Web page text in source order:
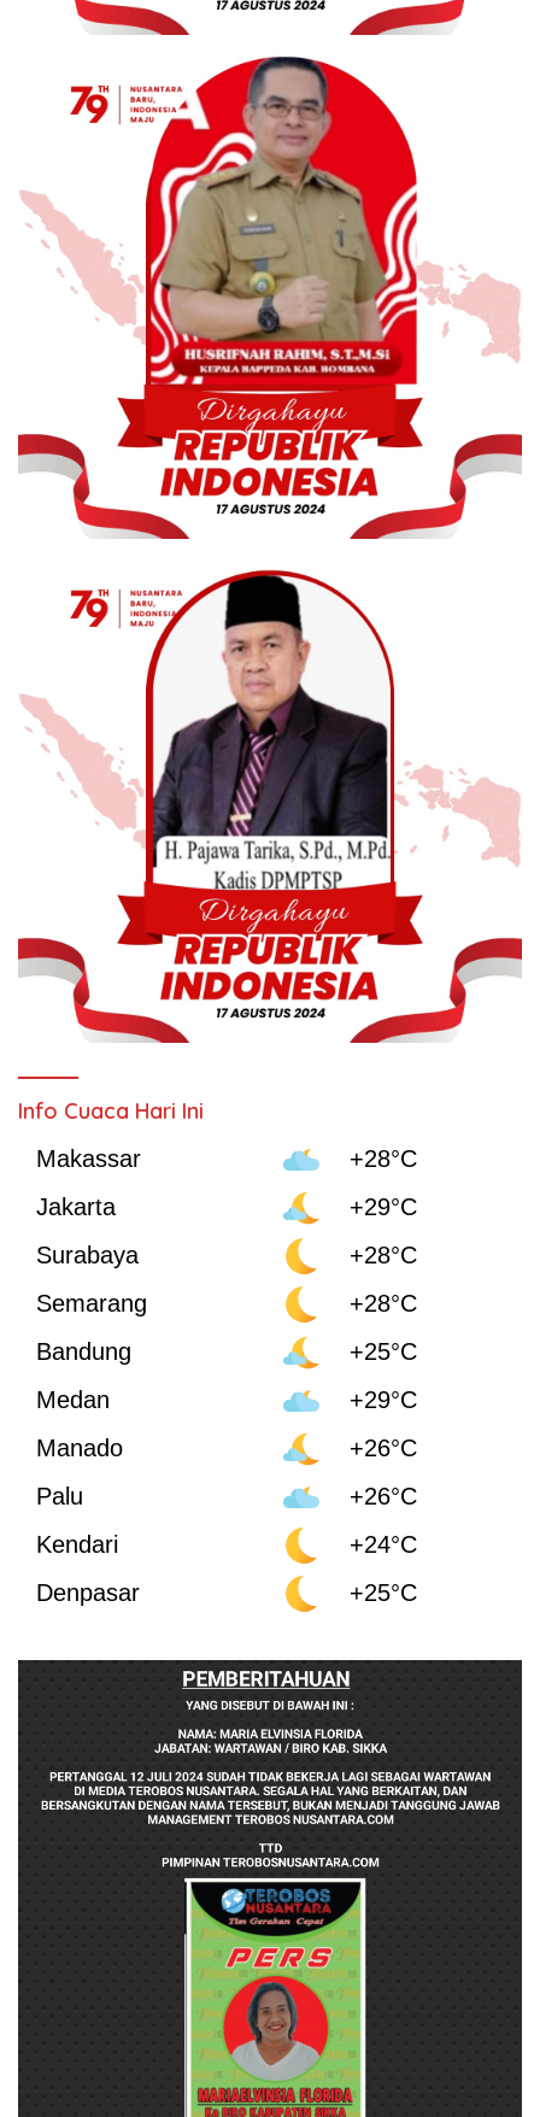
Info Cuaca Hari Ini
Makassar
+28°C
Jakarta
+29°C
Surabaya
+28°C
Semarang
+28°C
Bandung
+25°C
Medan
+29°C
Manado
+26°C
Palu
+26°C
Kendari
+24°C
Denpasar
+25°C